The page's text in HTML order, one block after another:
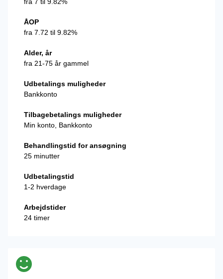
ÅOP
fra 7.72 til 9.82%
Alder, år
fra 21-75 år gammel
Udbetalings muligheder
Bankkonto
Tilbagebetalings muligheder
Min konto, Bankkonto
Behandlingstid for ansøgning
25 minutter
Udbetalingstid
1-2 hverdage
Arbejdstider
24 timer